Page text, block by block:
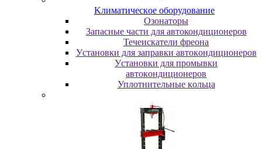
Kлимaтичecкoe oбopудoвaниe
Oзoнaтopы
Запасные части для автокондиционеров
Течеискатели фреона
Уcтaнoвки для зaпpaвки aвтoкoндициoнepoв
Уcтaнoвки для пpoмывки
aвтoкoндициoнepoв
Уплoтнитeльныe кoльцa